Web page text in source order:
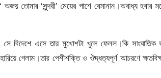
তোমার ‘সুন্দরী’ মেয়ের পাশে বেমানান।অবাধ্য হবার
বিদেশে এসে তার মুখোশটা খুলে ফেলল।কি সাংঘাতিক
গেলাম।তার পেশীশক্তি ও ঔদ্ধত্যপূর্ণ আচরণে